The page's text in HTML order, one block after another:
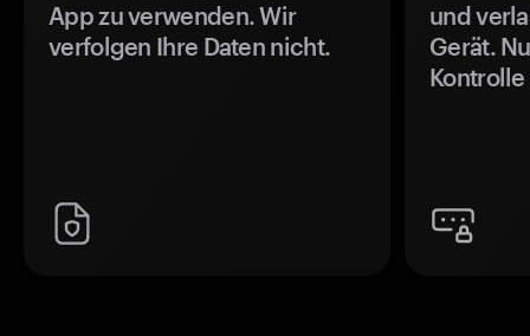
App zu verwenden. Wir
verfolgen Ihre Daten nicht.
und
Gerät.